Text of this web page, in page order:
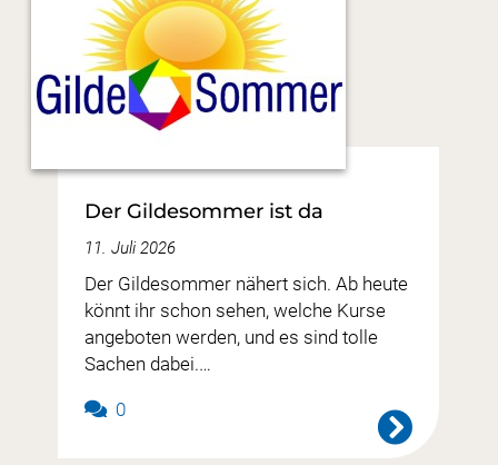
Der Gildesommer ist da
11. Juli 2026
Der Gildesommer nähert sich. Ab heute
könnt ihr schon sehen, welche Kurse
angeboten werden, und es sind tolle
Sachen dabei.…
0